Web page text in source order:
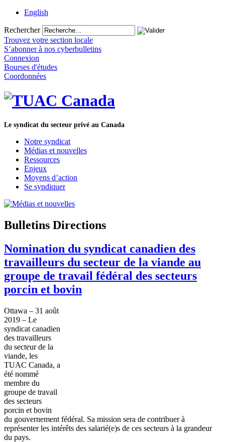
English
Rechercher
Trouvez votre section locale
S’abonner à nos cyberbulletins
Connexion
Bourses d'études
Coordonnées
Le syndicat du secteur privé au Canada
Notre syndicat
Médias et nouvelles
Ressources
Enjeux
Moyens d’action
Se syndiquer
Bulletins Directions
Nomination du syndicat canadien des
travailleurs du secteur de la viande au
groupe de travail fédéral des secteurs
porcin et bovin
Ottawa – 31 août
2019 – Le
syndicat canadien
des travailleurs
du secteur de la
viande, les
TUAC Canada, a
été nommé
membre du
groupe de travail
des secteurs
porcin et bovin
du gouvernement fédéral. Sa mission sera de contribuer à
représenter les intérêts des salarié(e)s de ces secteurs à la grandeur
du pays.